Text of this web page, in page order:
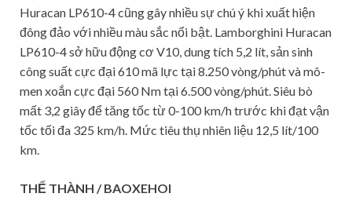
Huracan LP610-4 cũng gây nhiều sự chú ý khi xuất hiện
đông đảo với nhiều màu sắc nổi bật. Lamborghini Huracan
LP610-4 sở hữu động cơ V10, dung tích 5,2 lít, sản sinh
công suất cực đại 610 mã lực tại 8.250 vòng/phút và mô-
men xoắn cực đại 560 Nm tại 6.500 vòng/phút. Siêu bò
mất 3,2 giây để tăng tốc từ 0-100 km/h trước khi đạt vận
tốc tối đa 325 km/h. Mức tiêu thụ nhiên liệu 12,5 lít/100
km.
THẾ THÀNH / BAOXEHOI